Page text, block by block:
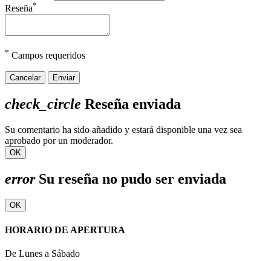
Reseña*
* Campos requeridos
Cancelar Enviar
check_circle Reseña enviada
Su comentario ha sido añadido y estará disponible una vez sea
aprobado por un moderador.
OK
errorSu reseña no pudo ser enviada
OK
HORARIO DE APERTURA
De Lunes a Sábado